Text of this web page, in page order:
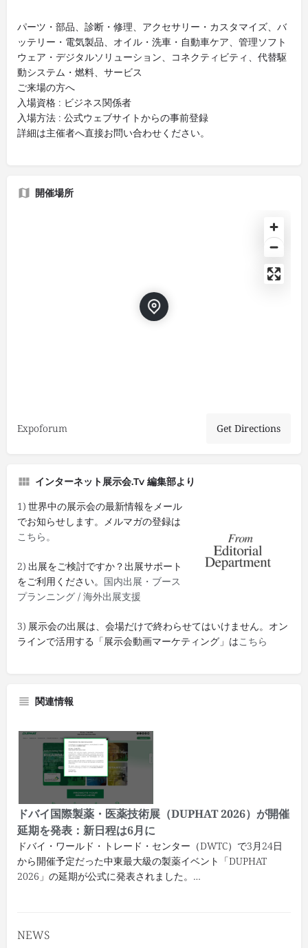
パーツ・部品、診断・修理、アクセサリー・カスタマイズ、バ
ッテリー・電気製品、オイル・洗車・自動車ケア、管理ソフト
ウェア・デジタルソリューション、コネクティビティ、代替駆
動システム・燃料、サービス
ご来場の方へ
入場資格 : ビジネス関係者
入場方法 : 公式ウェブサイトからの事前登録
詳細は主催者へ直接お問い合わせください。
開催場所
Expoforum Get Directions
インターネット展示会.tv 編集部より
1) 世界中の展示会の最新情報をメール
でお知らせします。メルマガの登録は
こちら。
2) 出展をご検討ですか？出展サポート
をご利用ください。 国内出展・ブース
プランニング / 海外出展支援
3) 展示会の出展は、会場だけで終わらせてはいけません。オン
ラインで活用する「展示会動画マーケティング」はこちら
関連情報
ドバイ国際製薬・医薬技術展（DUPHAT 2026）が開催
延期を発表：新日程は6月に
ドバイ・ワールド・トレード・センター（DWTC）で3月24日
から開催予定だった中東最大級の製薬イベント「DUPHAT
2026」の延期が公式に発表されました。…
NEWS